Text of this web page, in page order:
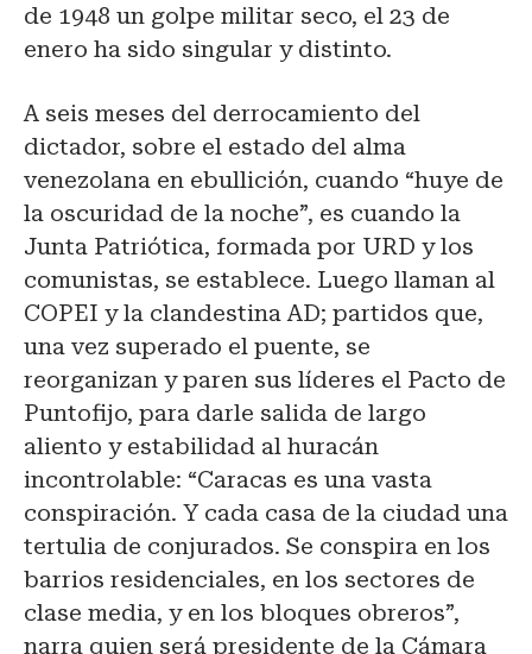
de 1948 un golpe militar seco, el 23 de
enero ha sido singular y distinto.
A seis meses del derrocamiento del
dictador, sobre el estado del alma
venezolana en ebullición, cuando “huye de
la oscuridad de la noche”, es cuando la
Junta Patriótica, formada por URD y los
comunistas, se establece. Luego llaman al
COPEI y la clandestina AD; partidos que,
una vez superado el puente, se
reorganizan y paren sus líderes el Pacto de
Puntofijo, para darle salida de largo
aliento y estabilidad al huracán
incontrolable: “Caracas es una vasta
conspiración. Y cada casa de la ciudad una
tertulia de conjurados. Se conspira en los
barrios residenciales, en los sectores de
clase media, y en los bloques obreros”,
narra quien será presidente de la Cámara